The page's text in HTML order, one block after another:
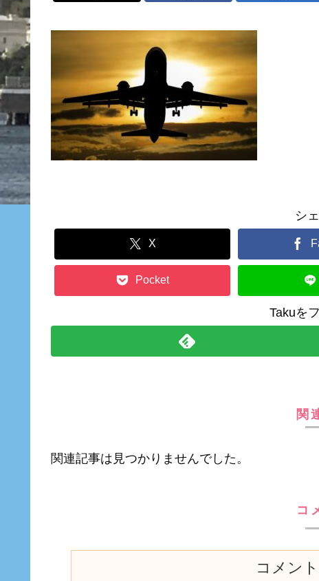
シ
X
Pocket
Takuを
関
関連記事は見つかりませんでした。
コ
コメン